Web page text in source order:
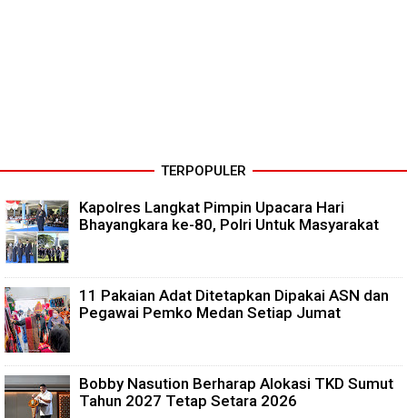
TERPOPULER
Kapolres Langkat Pimpin Upacara Hari
Bhayangkara ke-80, Polri Untuk Masyarakat
11 Pakaian Adat Ditetapkan Dipakai ASN dan
Pegawai Pemko Medan Setiap Jumat
Bobby Nasution Berharap Alokasi TKD Sumut
Tahun 2027 Tetap Setara 2026